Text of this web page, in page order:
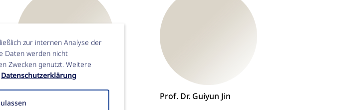
Prof. Dr. Guiyun Jin
zur internen Analyse der
Daten werden nicht
Zwecken genutzt. Weitere
Datenschutzerklärung